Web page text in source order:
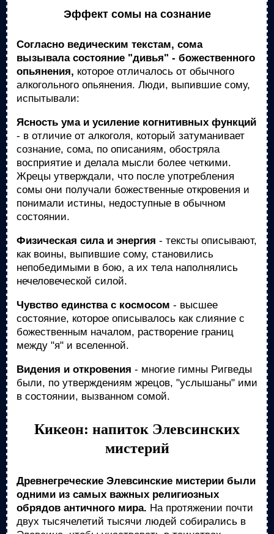
Эффект сомы на сознание
Согласно ведическим текстам, сома
вызывала состояние "дивья" - божественного
опьянения, которое отличалось от обычного
алкогольного опьянения. Люди, выпившие сому,
испытывали:
Ясность ума и усиление когнитивных функций
- в отличие от алкоголя, который затуманивает
сознание, сома, по описаниям, обостряла
восприятие и делала мысли более четкими.
Жрецы утверждали, что после употребления
сомы они получали божественные откровения и
понимали истины, недоступные в обычном
состоянии.
Физическая сила и энергия - тексты описывают,
как воины, выпившие сому, становились
непобедимыми в бою, а их тела наполнялись
нечеловеческой силой.
Чувство единства с космосом - высшее
состояние, которое описывалось как слияние с
божественным началом, растворение границ
между "я" и вселенной.
Видения и откровения - многие гимны Ригведы
были, по утверждениям жрецов, "услышаны" ими
в состоянии, вызванном сомой.
Кикеон: напиток Элевсинских
мистерий
Древнегреческие Элевсинские мистерии были
одними из самых важных религиозных
обрядов античного мира. На протяжении почти
двух тысячелетий тысячи людей собирались в